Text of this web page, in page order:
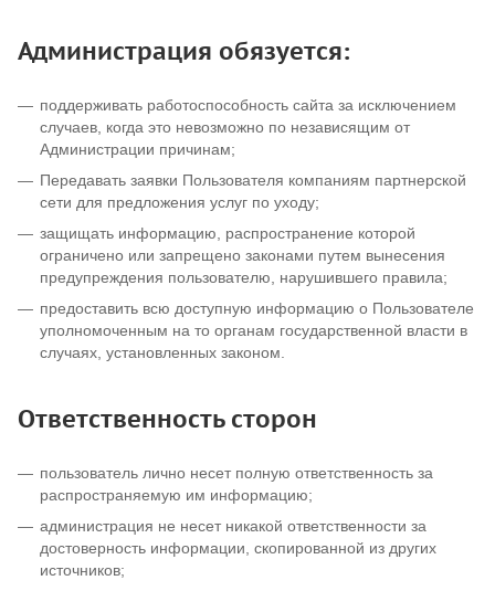
Администрация обязуется:
поддерживать работоспособность сайта за исключением
случаев, когда это невозможно по независящим от
Администрации причинам;
Передавать заявки Пользователя компаниям партнерской
сети для предложения услуг по уходу;
защищать информацию, распространение которой
ограничено или запрещено законами путем вынесения
предупреждения пользователю, нарушившего правила;
предоставить всю доступную информацию о Пользователе
уполномоченным на то органам государственной власти в
случаях, установленных законом.
Ответственность сторон
пользователь лично несет полную ответственность за
распространяемую им информацию;
администрация не несет никакой ответственности за
достоверность информации, скопированной из других
источников;